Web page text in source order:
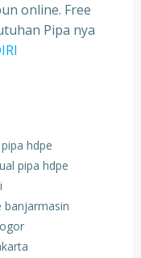
online. Free
Pipa nya
hdpe
pipa hdpe
banjarmasin